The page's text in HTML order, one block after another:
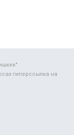
гиперссылка на